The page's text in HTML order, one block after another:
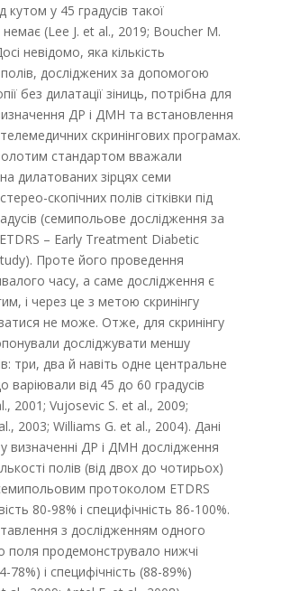
кутом у 45 градусів такої
немає (Lee J. et al., 2019; Boucher M.
невідомо, яка кількість
досліджених за допомогою
без дилатації зіниць, потрібна для
ДР і ДМН та встановлення
телемедичних скринінгових програмах.
стандартом вважали
дилатованих зірцях семи
скопічних полів сітківки під
(семипольове дослідження за
– Early Treatment Diabetic
Проте його проведення
часу, а саме дослідження є
і через це з метою скринінгу
не може. Отже, для скринінгу
досліджувати меншу
три, два й навіть одне цент­ральне
варіювали від 45 до 60 градусів
2001; Vujosevic S. et al., 2009;
2003; Williams G. et al., 2004). Дані
визначенні ДР і ДМН дослідження
полів (від двох до чотирьох)
протоколом ETDRS
80-98% і специфічність 86-100%.
з дослідженням одного
поля продемонструвало нижчі
78%) і специфічність (88-89%)